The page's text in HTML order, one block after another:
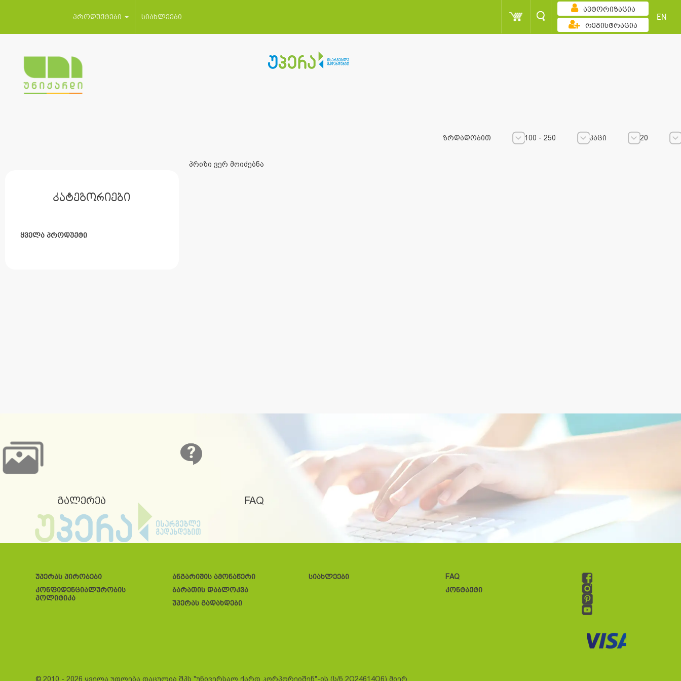
პროდუქტები სიახლეები
ავტორიზაცია
რეგისტრაცია
EN
კატეგორიები
ყველა პროდუქტი
ზრდადობით 100 - 250 კაცი
20
პრიზი ვერ მოიძებნა
გალერეა FAQ
უპერას პირობები
კონფიდენციალურობის
პოლიტიკა
ანგარიშის ამონაწერი
ბარათის დაბლოკვა
უპერას გადახდები
სიახლეები
FAQ
კონტაქტი
© 2010 - 2026 ყველა უფლება დაცულია შპს "უნივერსალ ქარდ კორპორეიშენ"-ის (ს/ნ 2O24614O6) მიერ